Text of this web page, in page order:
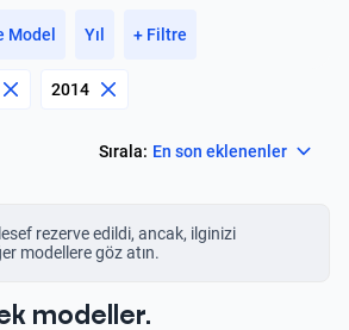
Model Yıl + Filtre
2014
Sırala: En son eklenenler
rezerve edildi, ancak, ilginizi
modellere göz atın.
modeller.